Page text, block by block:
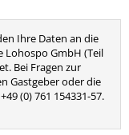
Ihre Daten an die
Lohospo GmbH (Teil
Bei Fragen zur
Gastgeber oder die
(0) 761 154331-57.